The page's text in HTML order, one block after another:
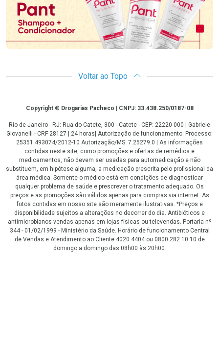
Voltar ao Topo
CopyrightCopyright © Drogarias Pacheco | CNPJ: 33.438.250/0187-08
Rio de Janeiro - RJ: Rua do Catete, 300 - Catete - CEP: 22220-000 | Gabriele
Giovanelli - CRF 28127 | 24 horas| Autorização de funcionamento: Processo:
25351.493074/2012-10 Autorização/MS: 7.25279.0 | As informações
contidas neste site, como promoções e ofertas de remédios e
medicamentos, não devem ser usadas para automedicação e não
substituem, em hipótese alguma, a medicação prescrita pelo profissional da
área médica. Somente o médico está em condições de diagnosticar
qualquer problema de saúde e prescrever o tratamento adequado. Os
preços e as promoções são válidos apenas para compras via internet. As
fotos contidas em nosso site são meramente ilustrativas. *Preços e
disponibilidade sujeitos a alterações no decorrer do dia. Antibióticos e
antimicrobianos vendas apenas em lojas físicas ou televendas. Portaria nº
344 - 01/02/1999 - Ministério da Saúde. Horário de funcionamento Central
de Vendas e Atendimento ao Cliente 4020 4404 ou 0800 282 10 10 de
domingo a domingo das 08h00 às 20h00.